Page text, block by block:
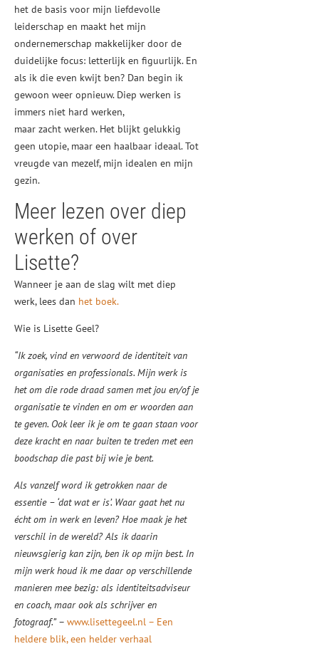
het de basis voor mijn liefdevolle
leiderschap en maakt het mijn
ondernemerschap makkelijker door de
duidelijke focus: letterlijk en figuurlijk. En
als ik die even kwijt ben? Dan begin ik
gewoon weer opnieuw. Diep werken is
immers niet hard werken,
maar zacht werken. Het blijkt gelukkig
geen utopie, maar een haalbaar ideaal. Tot
vreugde van mezelf, mijn idealen en mijn
gezin.
Meer lezen over diep
werken of over
Lisette?
Wanneer je aan de slag wilt met diep
werk, lees dan het boek.
Wie is Lisette Geel?
“Ik zoek, vind en verwoord de identiteit van
organisaties en professionals. Mijn werk is
het om die rode draad samen met jou en/of je
organisatie te vinden en om er woorden aan
te geven. Ook leer ik je om te gaan staan voor
deze kracht en naar buiten te treden met een
boodschap die past bij wie je bent.
Als vanzelf word ik getrokken naar de
essentie – ‘dat wat er is’. Waar gaat het nu
écht om in werk en leven? Hoe maak je het
verschil in de wereld? Als ik daarin
nieuwsgierig kan zijn, ben ik op mijn best. In
mijn werk houd ik me daar op verschillende
manieren mee bezig: als identiteitsadviseur
en coach, maar ook als schrijver en
fotograaf.”– www.lisettegeel.nl – Een
heldere blik, een helder verhaal